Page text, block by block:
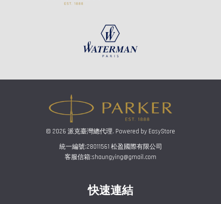
© 2026 派克臺灣總代理. Powered by EasyStore
統一編號:28011561 松盈國際有限公司
客服信箱:shaungying@gmail.com
快速連結